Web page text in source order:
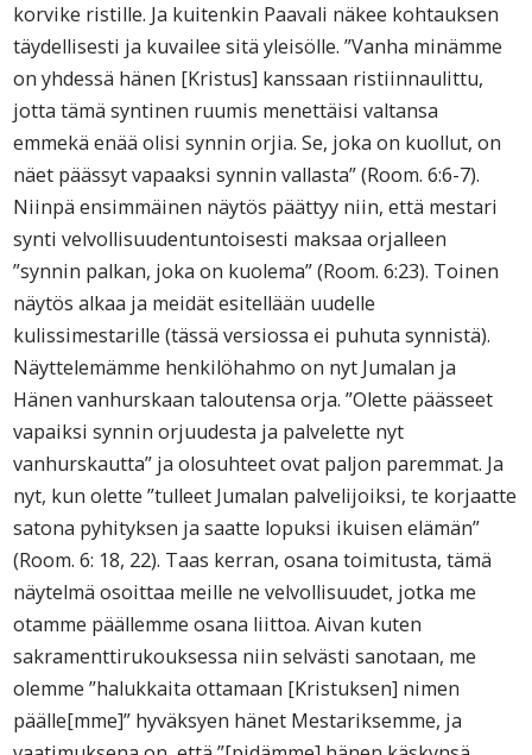
korvike ristille. Ja kuitenkin Paavali näkee kohtauksen
täydellisesti ja kuvailee sitä yleisölle. ”Vanha minämme
on yhdessä hänen [Kristus] kanssaan ristiinnaulittu,
jotta tämä syntinen ruumis menettäisi valtansa
emmekä enää olisi synnin orjia. Se, joka on kuollut, on
näet päässyt vapaaksi synnin vallasta” (Room. 6:6-7).
Niinpä ensimmäinen näytös päättyy niin, että mestari
synti velvollisuudentuntoisesti maksaa orjalleen
”synnin palkan, joka on kuolema” (Room. 6:23). Toinen
näytös alkaa ja meidät esitellään uudelle
kulissimestarille (tässä versiossa ei puhuta synnistä).
Näyttelemämme henkilöhahmo on nyt Jumalan ja
Hänen vanhurskaan taloutensa orja. ”Olette päässeet
vapaiksi synnin orjuudesta ja palvelette nyt
vanhurskautta” ja olosuhteet ovat paljon paremmat. Ja
nyt, kun olette ”tulleet Jumalan palvelijoiksi, te korjaatte
satona pyhityksen ja saatte lopuksi ikuisen elämän”
(Room. 6: 18, 22). Taas kerran, osana toimitusta, tämä
näytelmä osoittaa meille ne velvollisuudet, jotka me
otamme päällemme osana liittoa. Aivan kuten
sakramenttirukouksessa niin selvästi sanotaan, me
olemme ”halukkaita ottamaan [Kristuksen] nimen
päälle[mme]” hyväksyen hänet Mestariksemme, ja